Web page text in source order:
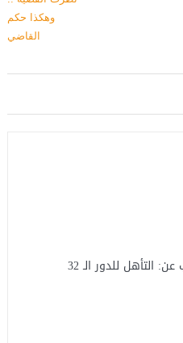
التأهل للدور الـ 32